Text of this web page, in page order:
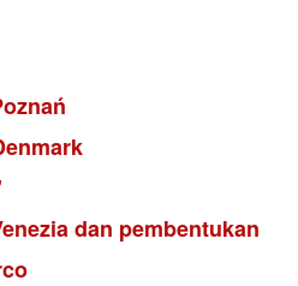
dan pembentukan